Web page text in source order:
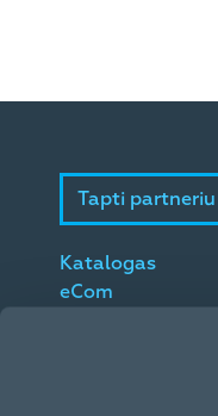
Tapti partneriu
Katalogas
eCom